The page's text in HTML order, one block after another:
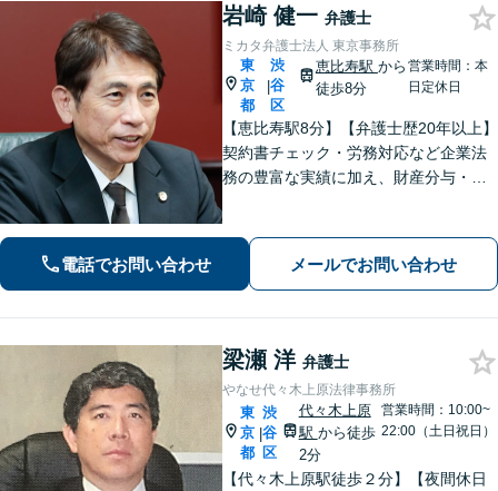
岩崎 健一 弁護士
ミカタ弁護士法人 東京事務所
東
京
都
|
渋
谷
区
恵比寿駅 から
徒歩8分
営業時間：本
日定休日
【恵比寿駅8分】【弁護士歴20年以上】
契約書チェック・労務対応など企業法
務の豊富な実績に加え、財産分与・親
寄り添い最適な解決を目指します。
【初回相談可能】【WEB面談可能】
電話でお問い合わせ メールでお問い合わせ
梁瀬 洋 弁護士
やなせ代々木上原法律事務所
東
京
都
|
渋
谷
区
代々木上原
駅 から徒歩
2分
営業時間：10:00~
22:00（土日祝日）
【代々木上原駅徒歩２分】【夜間休日